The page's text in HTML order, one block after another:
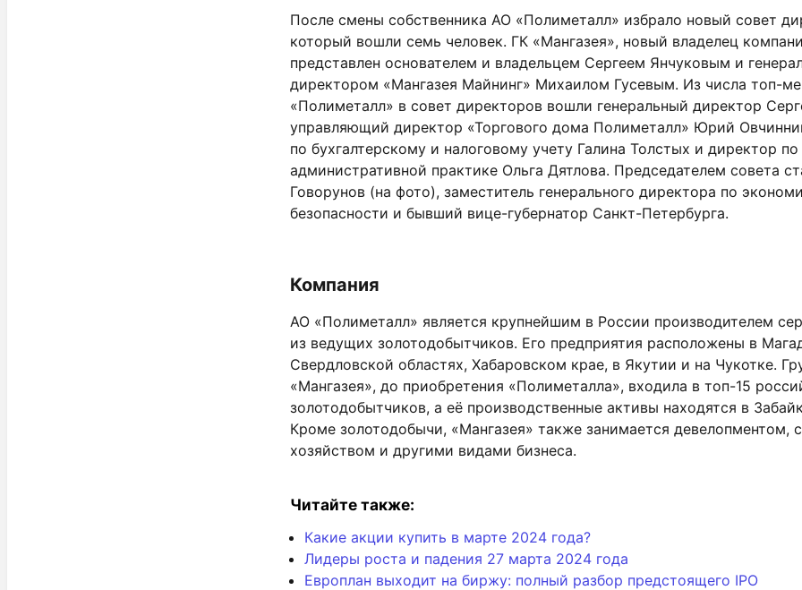
После смены собственника АО «Полиметалл» избрало новый совет
который вошли семь человек. ГК «Мангазея», новый владелец
представлен основателем и владельцем Сергеем Янчуковым и
директором «Мангазея Майнинг» Михаилом Гусевым. Из числа топ-
«Полиметалл» в совет директоров вошли генеральный директор
управляющий директор «Торгового дома Полиметалл» Юрий
по бухгалтерскому и налоговому учету Галина Толстых и директор
административной практике Ольга Дятлова. Председателем совета
Говорунов (на фото), заместитель генерального директора по
безопасности и бывший вице-губернатор Санкт-Петербурга.
Компания
АО «Полиметалл» является крупнейшим в России производителем
из ведущих золотодобытчиков. Его предприятия расположены в
Свердловской областях, Хабаровском крае, в Якутии и на Чукотке.
«Мангазея», до приобретения «Полиметалла», входила в топ-15
золотодобытчиков, а её производственные активы находятся в
Кроме золотодобычи, «Мангазея» также занимается девелопментом,
хозяйством и другими видами бизнеса.
Читайте также:
Какие акции купить в марте 2024 года?
Лидеры роста и падения 27 марта 2024 года
Европлан выходит на биржу: полный разбор предстоящего IPO